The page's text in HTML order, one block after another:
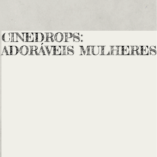
CINEDROPS:
ADORÁVEIS MULHERES